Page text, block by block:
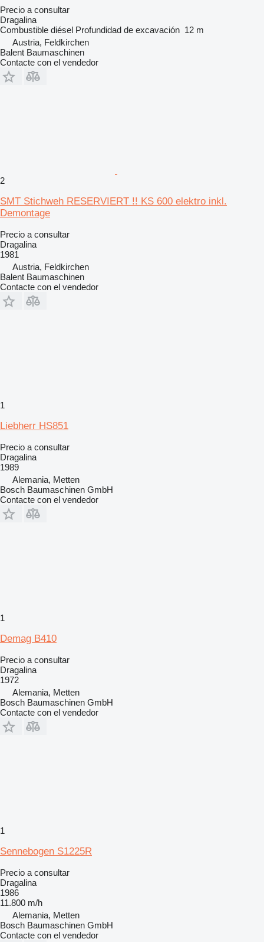
Precio a consultar
Dragalina
Combustible diésel Profundidad de excavación 12 m
Austria, Feldkirchen
Balent Baumaschinen
Contacte con el vendedor
2
SMT Stichweh RESERVIERT !! KS 600 elektro inkl.
Demontage
Precio a consultar
Dragalina
1981
Austria, Feldkirchen
Balent Baumaschinen
Contacte con el vendedor
1
Liebherr HS851
Precio a consultar
Dragalina
1989
Alemania, Metten
Bosch Baumaschinen GmbH
Contacte con el vendedor
1
Demag B410
Precio a consultar
Dragalina
1972
Alemania, Metten
Bosch Baumaschinen GmbH
Contacte con el vendedor
1
Sennebogen S1225R
Precio a consultar
Dragalina
1986
11.800 m/h
Alemania, Metten
Bosch Baumaschinen GmbH
Contacte con el vendedor